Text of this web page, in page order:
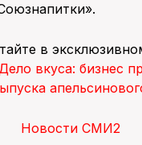
в
вкуса: бизнес
Новости СМИ2